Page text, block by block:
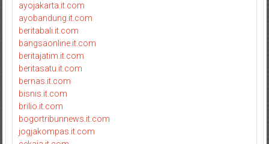
ayojakarta.it.com
ayobandung.it.com
beritabali.it.com
bangsaonline.it.com
beritajatim.it.com
beritasatu.it.com
bernas.it.com
bisnis.it.com
brilio.it.com
bogortribunnews.it.com
jogjakompas.it.com